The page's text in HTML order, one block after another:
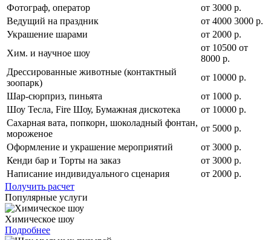
Фотограф, оператор
от 3000 р.
Ведущий на праздник
от 4000 3000 р.
Украшение шарами
от 2000 р.
Хим. и научное шоу
от 10500 от
8000 р.
Дрессированные животные (контактный
зоопарк)
от 10000 р.
Шар-сюрприз, пиньята
от 1000 р.
Шоу Тесла, Fire Шоу, Бумажная дискотека
от 10000 р.
Сахарная вата, попкорн, шоколадный фонтан,
мороженое
от 5000 р.
Оформление и украшение мероприятий
от 3000 р.
Кенди бар и Торты на заказ
от 3000 р.
Написание индивидуального сценария
от 2000 р.
Получить расчет
Популярные услуги
Химическое шоу
Подробнее